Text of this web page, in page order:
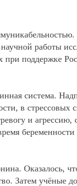
работы
поддержке
система.
в стрессовых
и агрессию,
Оказалось,
Затем учёные